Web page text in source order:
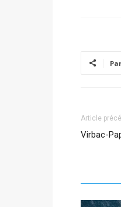
Article
Virbac-